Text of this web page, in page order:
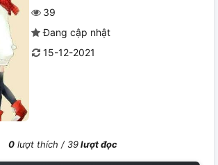
39
Đang cập nhật
15-12-2021
0lượt thích /39lượt đọc